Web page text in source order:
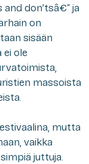
and don’tsâ€“ ja
on
sisään
ei ole
massoista
mutta
vaikka
juttuja.